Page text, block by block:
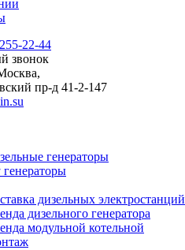
22-44
звонок
пр-д 41-2-147
генераторы
генераторы
дизельных электростанций
дизельного генератора
модульной котельной